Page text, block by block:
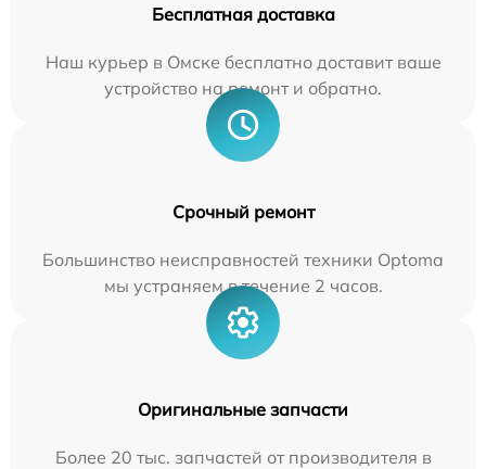
Бесплатная доставка
Наш курьер в Омске бесплатно доставит ваше
устройство на ремонт и обратно.
Срочный ремонт
Большинство неисправностей техники Optoma
мы устраняем в течение 2 часов.
Оригинальные запчасти
Более 20 тыс. запчастей от производителя в